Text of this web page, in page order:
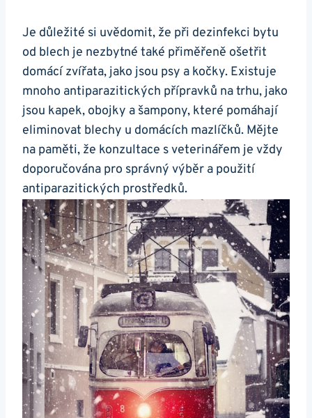
Je důležité si uvědomit, že při dezinfekci bytu
od blech je nezbytné také přiměřeně ošetřit
domácí zvířata, jako jsou psy a kočky. Existuje
mnoho antiparazitických přípravků na trhu, jako
jsou kapek, obojky a šampony, které pomáhají
eliminovat blechy u domácích mazlíčků. Mějte
na paměti, že konzultace s veterinářem je vždy
doporučována pro správný výběr a použití
antiparazitických prostředků.